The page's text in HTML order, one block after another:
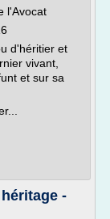
l'Avocat
d'héritier et
vivant,
et sur sa
-